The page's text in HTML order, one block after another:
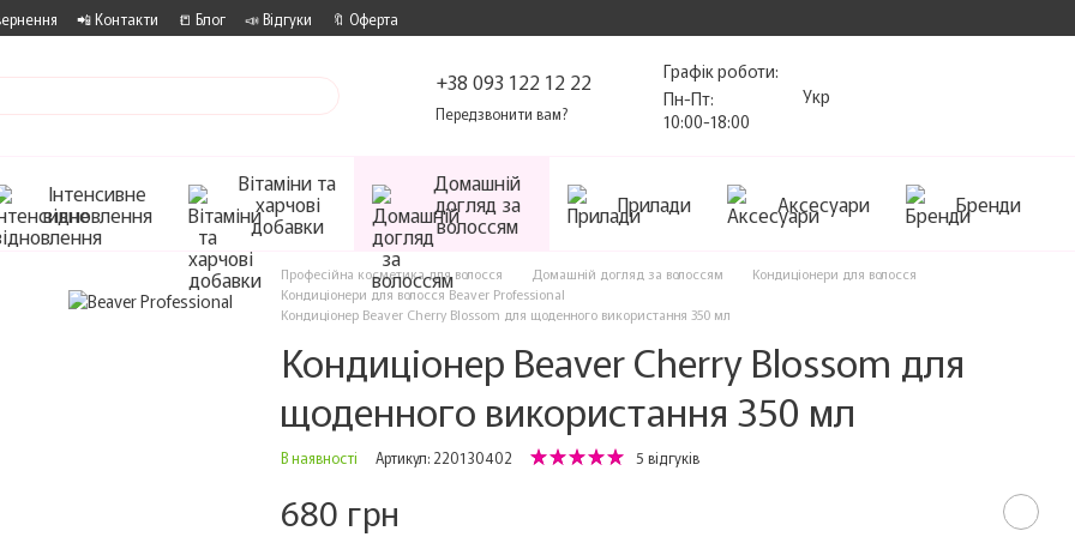
📲 Контакти 📒 Блог 📣 Відгуки 🔖 Оферта
+38 093 122 12 22
Передзвонити вам?
Графік роботи:
Пн-Пт:
10:00-18:00
Укр
Інтенсивне
відновлення
Вітаміни та
харчові
добавки
Домашній
догляд за
волоссям
Прилади Аксесуари Бренди
Професійна косметика для волосся Домашній догляд за волоссям
Кондиціонери для волосся
Кондиціонери для волосся Beaver Professional
Кондиціонер Beaver Cherry Blossom для щоденного використання 350 мл
Кондиціонер Beaver Cherry Blossom для
щоденного використання 350 мл
В наявності Артикул: 220130402 5 відгуків
680 грн